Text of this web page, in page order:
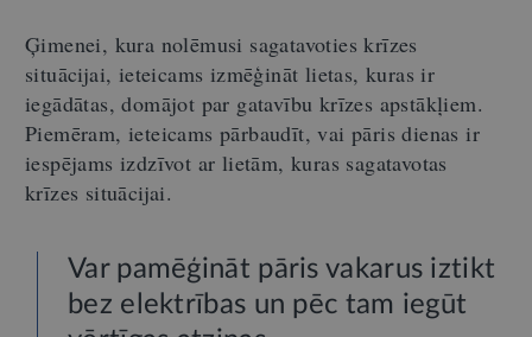
Ģimenei, kura nolēmusi sagatavoties krīzes
situācijai, ieteicams izmēģināt lietas, kuras ir
iegādātas, domājot par gatavību krīzes apstākļiem.
Piemēram, ieteicams pārbaudīt, vai pāris dienas ir
iespējams izdzīvot ar lietām, kuras sagatavotas
krīzes situācijai.
Var pamēģināt pāris vakarus iztikt
bez elektrības un pēc tam iegūt